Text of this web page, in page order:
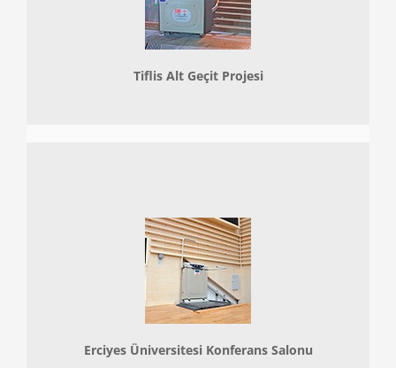
Tiflis Alt Geçit Projesi
Erciyes Üniversitesi Konferans Salonu